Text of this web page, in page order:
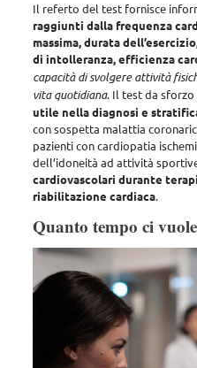
Il referto del test fornisce
raggiunti dalla frequenza
massima, durata
di intolleranza, efficienza
capacità di svolgere attività
vita quotidiana. Il test da
utile nella diagnosi e
con sospetta malattia
pazienti con cardiopatia
dell’idoneità ad attività
cardiovascolari durante
riabilitazione cardiaca.
Quanto tempo ci